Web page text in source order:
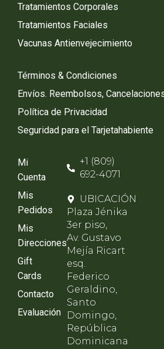
Tratamientos Corporales
Tratamientos Faciales
Vacunas Antienvejecimiento
Términos & Condiciones
Envíos. Reembolsos,
Política de Privacidad
Seguridad para el Tarjetahabiente
Mi
Cuenta
Mis
Pedidos
Mis
Direcciones
Gift
Cards
Contacto
Evaluación
+1 (809)
692-4071
UBICACIÓN
Plaza Jénika
3er piso,
Av. Gustavo
Mejía Ricart
esq.
Federico
Geraldino,
Santo
Domingo,
República
Dominicana